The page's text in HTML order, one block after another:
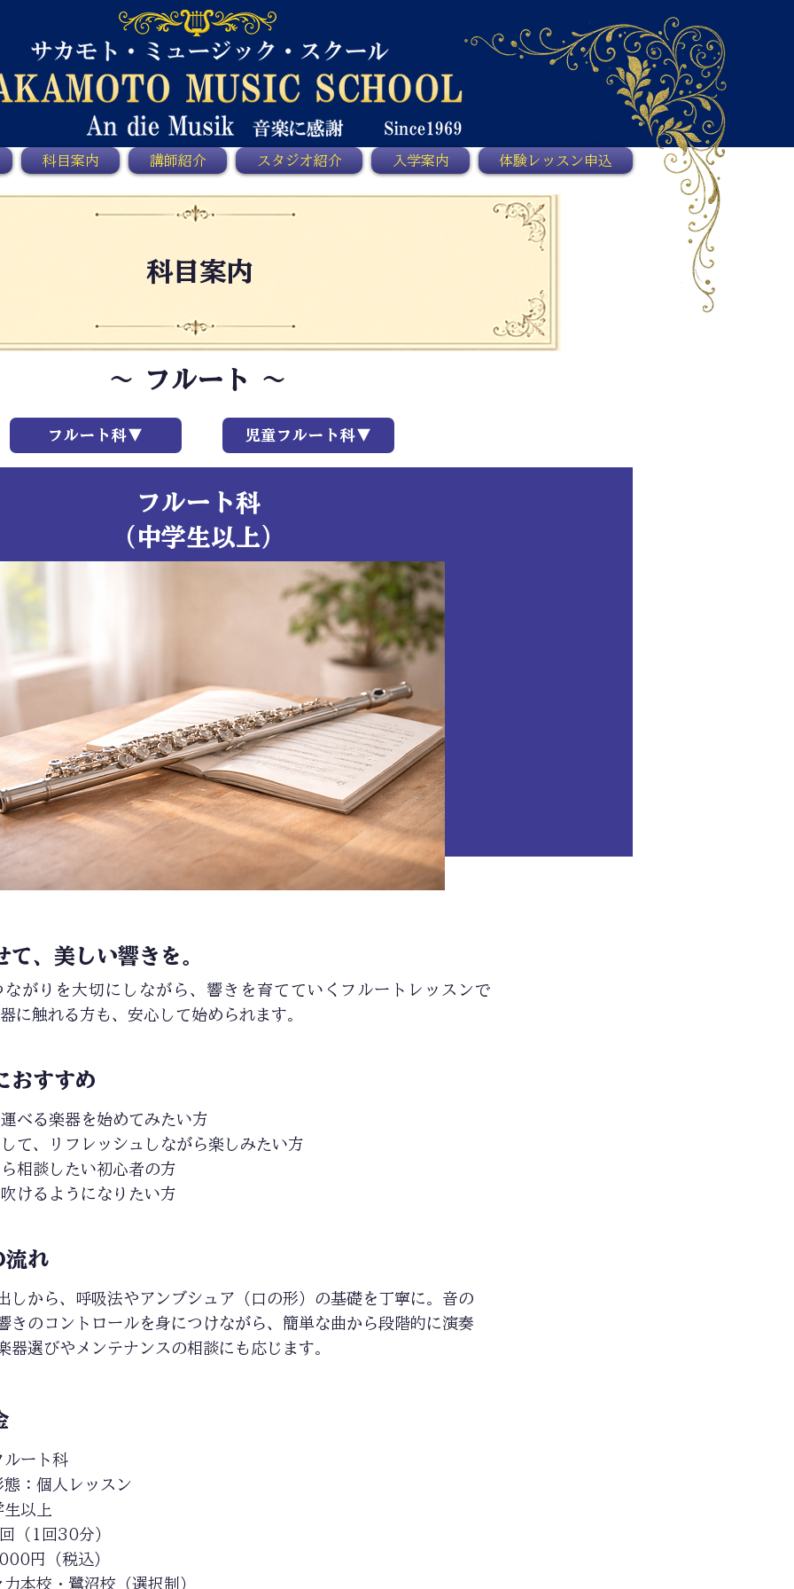
科目案内 講師紹介 スタジオ紹介 入学案内 体験レッスン申込
科目案内
～ フルート ～
フルート科▼ 児童フルート科▼
​フルート科
​（中学生以上）
て、美しい響きを。
がりを大切にしながら、響きを育てていくフルートレッスンで
に触れる方も、安心して始められます。
おすすめ
べる楽器を始めてみたい方
て、リフレッシュしながら楽しみたい方
相談したい初心者の方
けるようになりたい方
流れ
しから、呼吸法やアンブシュア（口の形）の基礎を丁寧に。音の
きのコントロールを身につけながら、簡単な曲から段階的に演奏
器選びやメンテナンスの相談にも応じます。
ート科
：個人レッスン
以上
（1回30分）
円（税込）
本校・鷺沼校（選択制）